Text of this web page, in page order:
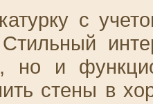
с
Стильный
но и
стены в